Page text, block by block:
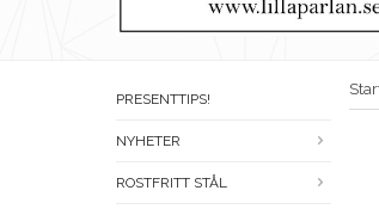
PRESENTTIPS!
NYHETER
ROSTFRITT STÅL